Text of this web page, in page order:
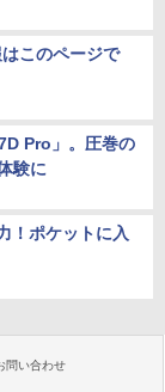
このページで
Pro」。圧巻の
験に
！ポケットに入
問い合わせ